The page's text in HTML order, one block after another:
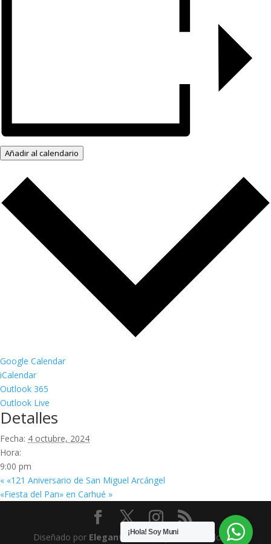
Añadir al calendario
Google Calendar
iCalendar
Outlook 365
Outlook Live
Detalles
Fecha: 4 octubre, 2024
Hora:
9:00 pm
« «121 Aniversario de San Miguel Arcángel
«Fiesta del Pan» en Carhué »
Diseñado por Elegant Themes | Desarrollado por
¡Hola! Soy Muni